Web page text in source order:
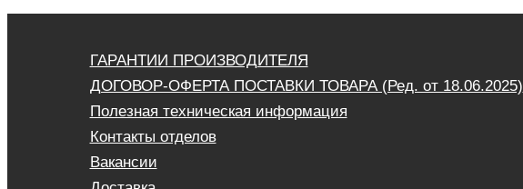
ГАРАНТИИ ПРОИЗВОДИТЕЛЯ
ДОГОВОР-ОФЕРТА ПОСТАВКИ ТОВАРА (Ред. от 18.06.2025)
Полезная техническая информация
Контакты отделов
Вакансии